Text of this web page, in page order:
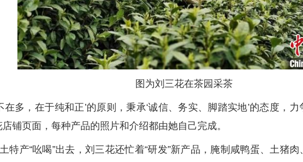
图为刘三花在茶园采茶
在多，在于纯和正’的原则，秉承‘诚信、务实、脚踏实地’的态度，
铺页面，每种产品的照片和介绍都由她自己完成。
特产“吆喝”出去，刘三花还忙着“研发”新产品，腌制咸鸭蛋、土猪